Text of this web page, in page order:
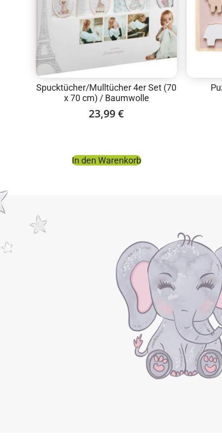
Spucktücher/Mulltücher 4er Set (70
x 70 cm) / Baumwolle
23,99 €
In den Warenkorb